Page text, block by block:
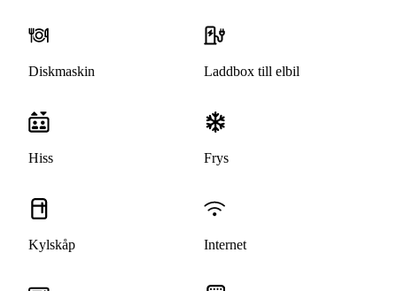
Diskmaskin Laddbox till elbil
Hiss Frys
Kylskåp Internet